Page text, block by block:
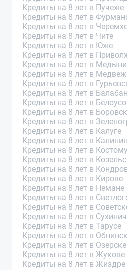
Кредиты на 8 лет в Пучеже
Кредиты на 8 лет в
Кредиты на 8 лет в
Кредиты на 8 лет в Чите
Кредиты на 8 лет в Юже
Кредиты на 8 лет в
Кредиты на 8 лет в Медыни
Кредиты на 8 лет в
Кредиты на 8 лет в
Кредиты на 8 лет в
Кредиты на 8 лет в
Кредиты на 8 лет в
Кредиты на 8 лет в
Кредиты на 8 лет в Калуге
Кредиты на 8 лет в
Кредиты на 8 лет в
Кредиты на 8 лет в
Кредиты на 8 лет в
Кредиты на 8 лет в Кирове
Кредиты на 8 лет в Немане
Кредиты на 8 лет в
Кредиты на 8 лет в
Кредиты на 8 лет в
Кредиты на 8 лет в Тарусе
Кредиты на 8 лет в
Кредиты на 8 лет в Озерске
Кредиты на 8 лет в Жукове
Кредиты на 8 лет в Жиздре